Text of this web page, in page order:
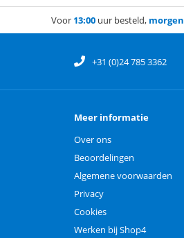
Voor 13:00 uur besteld, morgen
+31 (0)24 785 3362
Meer informatie
Over ons
Beoordelingen
Algemene voorwaarden
Privacy
Cookies
Werken bij Shop4